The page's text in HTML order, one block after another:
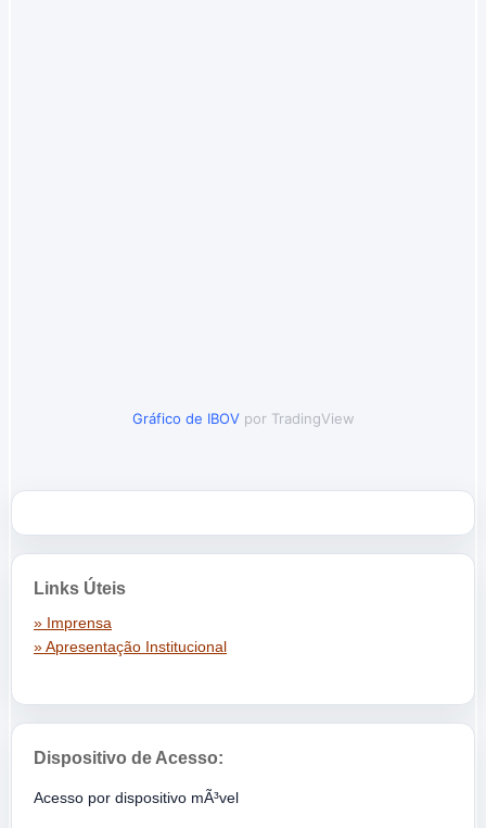
Gráfico de IBOV por TradingView
Links Úteis
» Imprensa
» Apresentação Institucional
Dispositivo de Acesso:
Acesso por dispositivo mÃ³vel